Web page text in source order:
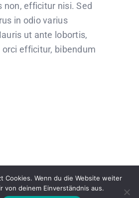
non, efficitur nisi. Sed
in odio varius
ut ante lobortis,
efficitur, bibendum
- 2026 |
esvivid |DATENSCHUTZ
Cookies. Wenn du die Website weiter
von deinem Einverständnis aus.